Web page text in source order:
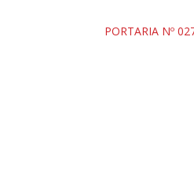
PORTARIA Nº